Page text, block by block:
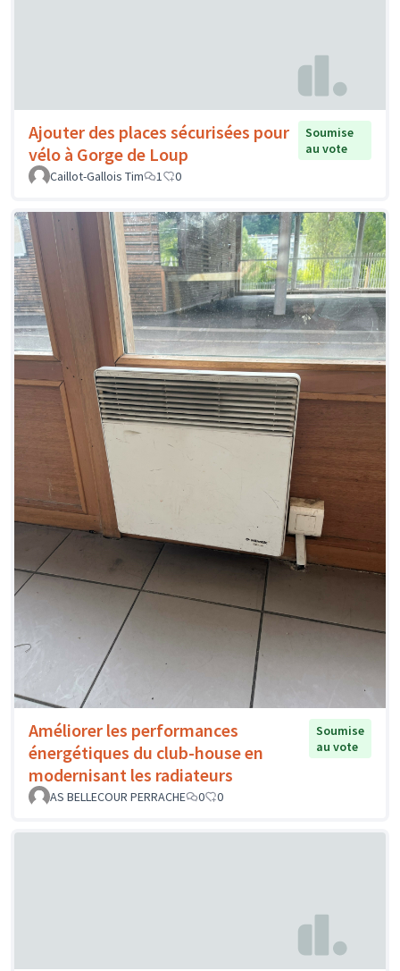
Ajouter des places sécurisées pour
vélo à Gorge de Loup
Soumise
au vote
Caillot-Gallois Tim
1 0
Améliorer les performances
énergétiques du club-house en
modernisant les radiateurs
Soumise
au vote
AS BELLECOUR PERRACHE 0 0